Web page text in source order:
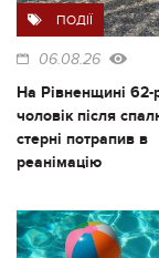
ПОДІЇ
06.08.26
На Рівненщині 62-
чоловік після
стерні потрапив в
реанімацію